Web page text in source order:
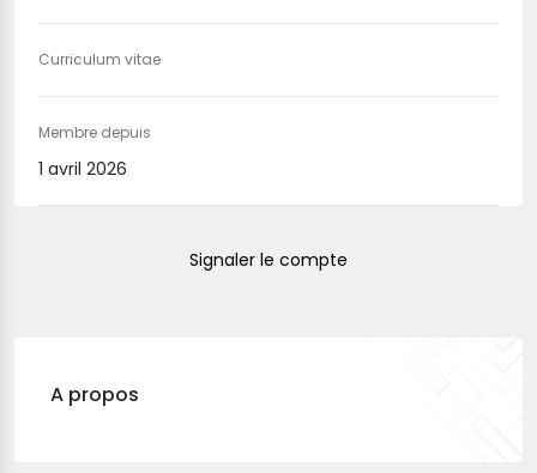
Curriculum vitae
Membre depuis
1 avril 2026
Signaler le compte
A propos